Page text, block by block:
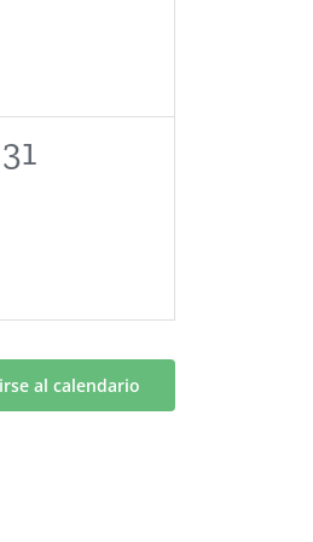
0
31
al calendario